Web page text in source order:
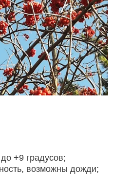
+9 градусов;
возможны дожди;